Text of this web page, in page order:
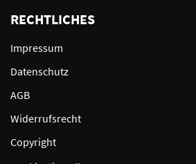
RECHTLICHES
Impressum
Datenschutz
AGB
Widerrufsrecht
Copyright